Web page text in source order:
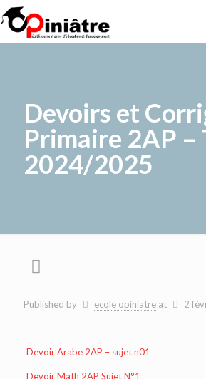
Devoirs et
Primaire 2AP –
2024/2025
Published by ecole opiniatre at 2
Devoir Arabe 2AP – sujet n01
Devoir Math 2AP Sujet N°1